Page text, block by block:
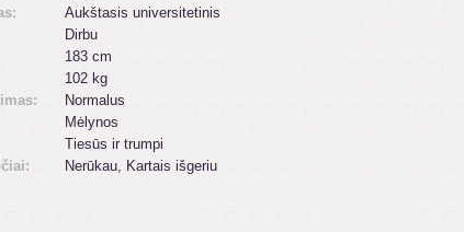
Aukštasis universitetinis
Dirbu
183 cm
102 kg
Normalus
Mėlynos
Tiesūs ir trumpi
Nerūkau, Kartais išgeriu